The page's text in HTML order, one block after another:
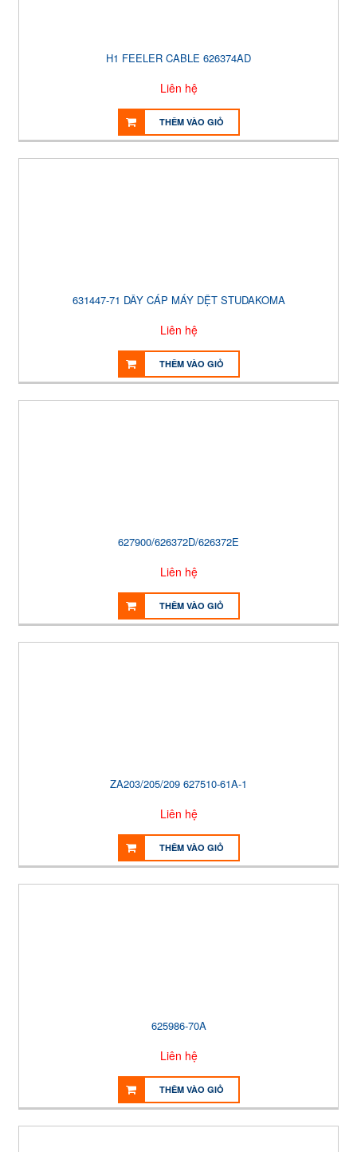
H1 FEELER CABLE 626374AD
Liên hệ
THÊM VÀO GIỎ
631447-71 DÂY CÁP MÁY DỆT STUDAKOMA
Liên hệ
THÊM VÀO GIỎ
627900/626372D/626372E
Liên hệ
THÊM VÀO GIỎ
ZA203/205/209 627510-61A-1
Liên hệ
THÊM VÀO GIỎ
625986-70A
Liên hệ
THÊM VÀO GIỎ